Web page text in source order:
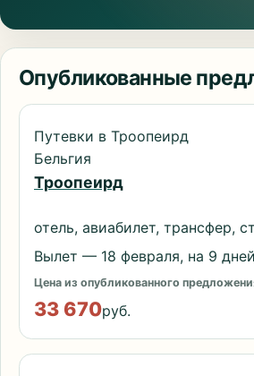
Опубликованные
Путевки в Троопеирд
Бельгия
Троопеирд
отель, авиабилет, трансфер,
Вылет — 18 февраля, на 9 дней
Цена из опубликованного
33 670руб.